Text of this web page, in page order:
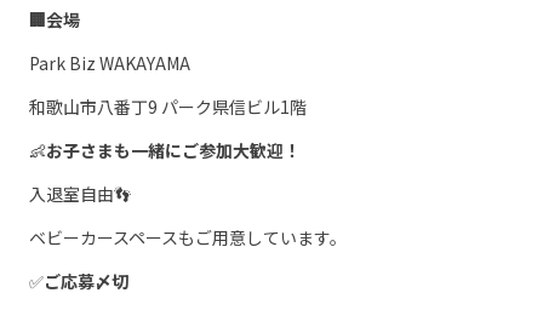
🏢会場
Park Biz WAKAYAMA
和歌山市八番丁9 パーク県信ビル1階
👶お子さまも一緒にご参加大歓迎！
入退室自由👣
ベビーカースペースもご用意しています。
✅ご応募〆切